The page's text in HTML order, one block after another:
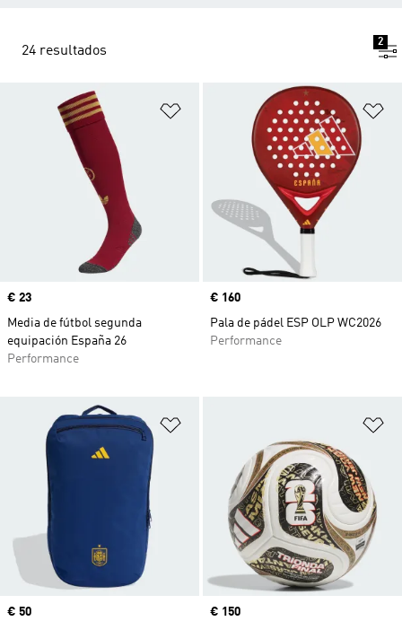
24 resultados
2
Añadir a la lista de deseos
Precio
€ 23
Media de fútbol segunda
equipación España 26
Performance
Precio
€ 160
Pala de pádel ESP OLP WC2026
Performance
Precio
€ 50
Precio
€ 150